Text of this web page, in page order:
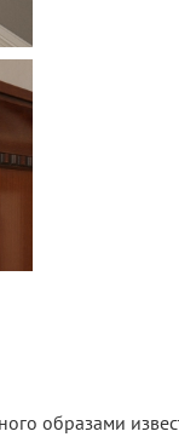
образами